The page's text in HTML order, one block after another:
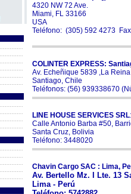
4320 NW 72 Ave.
Miami, FL 33166
USA
Teléfono: (305) 592 4273
COLINTER EXPRESS:
Av. Echeñique 5839 ,La Reina
Santiago, Chile
Teléfonos: (56) 939338670
LINE HOUSE SERVICES SRL:
Calle Antonio Barba #50,
Santa Cruz, Bolivia
Teléfono: 3448020
Chavin Cargo SAC : Lima,
Av. Bertello Mz. I Lte. 13
Lima - Perú